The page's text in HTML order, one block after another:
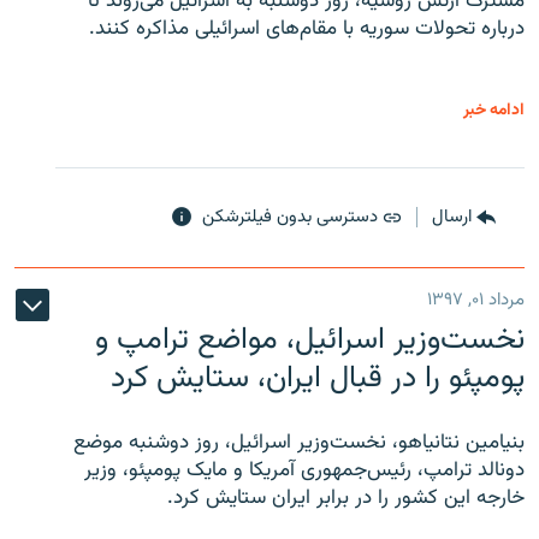
درباره تحولات سوریه با مقام‌های اسرائیلی مذاکره کنند.
ادامه خبر
ارسال دسترسی بدون فیلترشکن
مرداد ۰۱, ۱۳۹۷
نخست‌وزیر اسرائیل، مواضع ترامپ و
پومپئو را در قبال ایران، ستایش کرد
بنیامین نتانیاهو، نخست‌وزیر اسرائیل، روز دوشنبه موضع
دونالد ترامپ، رئیس‌جمهوری آمریکا و مایک پومپئو، وزیر
خارجه این کشور را در برابر ایران ستایش کرد.